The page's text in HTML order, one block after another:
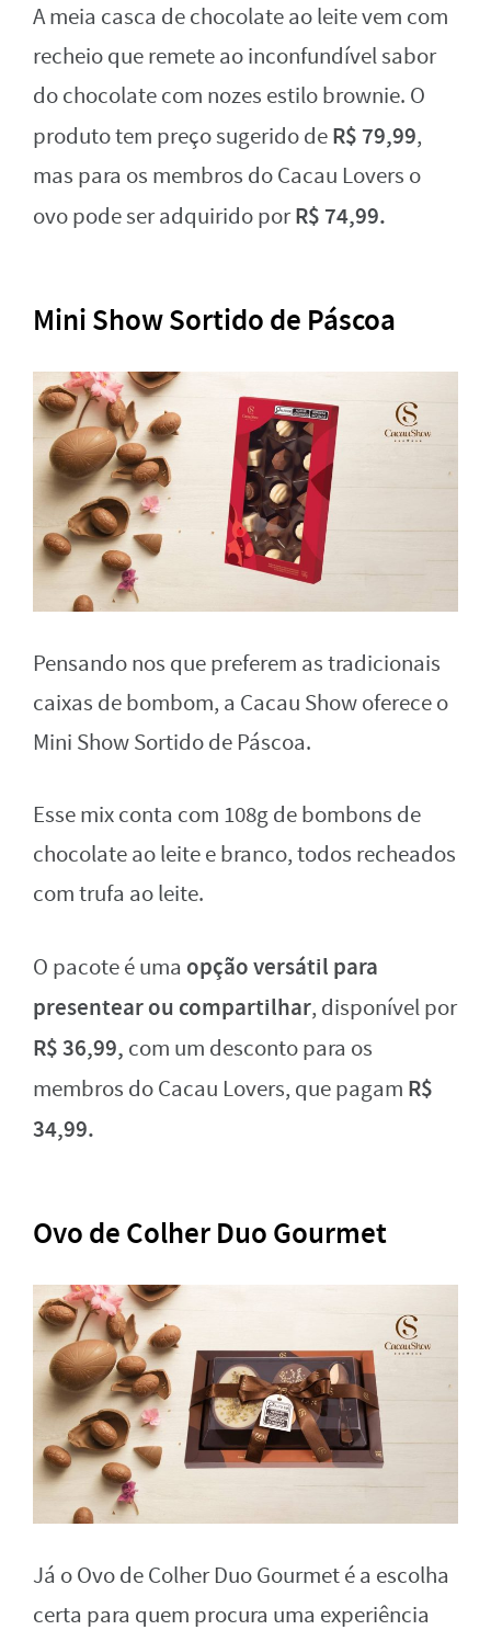
A meia casca de chocolate ao leite vem com
recheio que remete ao inconfundível sabor
do chocolate com nozes estilo brownie. O
produto tem preço sugerido deR$ 79,99,
mas para os membros do Cacau Lovers o
ovo pode ser adquirido porR$ 74,99.
Mini Show Sortido de Páscoa
Pensando nos que preferem as tradicionais
caixas de bombom, a Cacau Show oferece o
Mini Show Sortido de Páscoa.
Esse mix conta com 108g de bombons de
chocolate ao leite e branco, todos recheados
com trufa ao leite.
O pacote é uma opção versátil para
presentear ou compartilhar, disponível por
R$ 36,99, com um desconto para os
membros do Cacau Lovers, que pagam R$
34,99.
Ovo de Colher Duo Gourmet
Já o Ovo de Colher Duo Gourmet é a escolha
certa para quem procura uma experiência